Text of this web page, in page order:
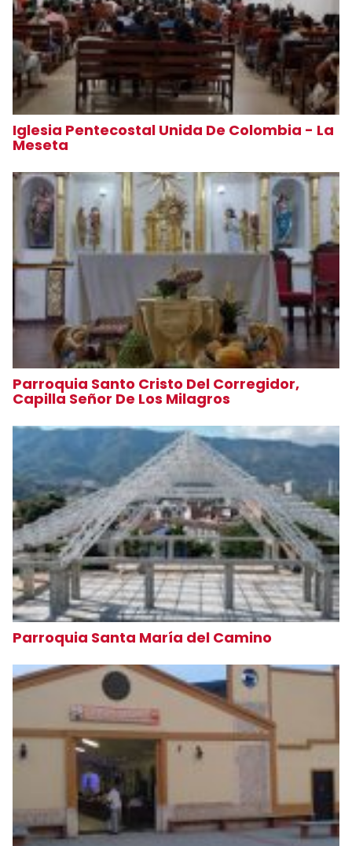
Iglesia Pentecostal Unida De Colombia - La
Meseta
Parroquia Santo Cristo Del Corregidor,
Capilla Señor De Los Milagros
Parroquia Santa María del Camino